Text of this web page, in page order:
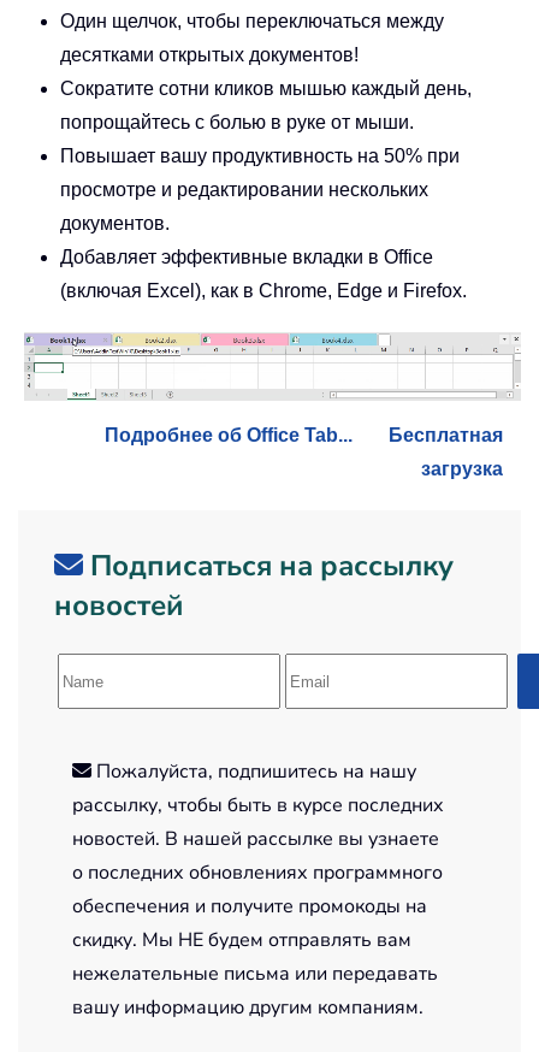
Один щелчок, чтобы переключаться между
десятками открытых документов!
Сократите сотни кликов мышью каждый день,
попрощайтесь с болью в руке от мыши.
Повышает вашу продуктивность на 50% при
просмотре и редактировании нескольких
документов.
Добавляет эффективные вкладки в Office
(включая Excel), как в Chrome, Edge и Firefox.
Подробнее об Office Tab...
Бесплатная
загрузка
Подписаться на рассылку
новостей
Пожалуйста, подпишитесь на нашу
рассылку, чтобы быть в курсе последних
новостей. В нашей рассылке вы узнаете
о последних обновлениях программного
обеспечения и получите промокоды на
скидку. Мы НЕ будем отправлять вам
нежелательные письма или передавать
вашу информацию другим компаниям.